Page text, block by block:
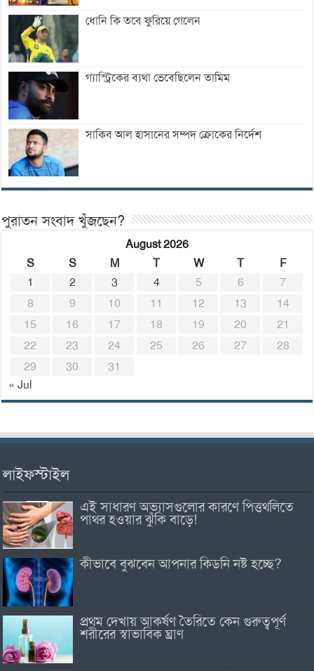
ধোনি কি তবে ফুরিয়ে গেলেন
গ্যাস্ট্রিকের ব্যথা ভেবেছিলেন তামিম
সাকিব আল হাসানের সম্পদ ক্রোকের নির্দেশ
পুরাতন সংবাদ খুঁজছেন?
August 2026
S
S M T W T
F
1
2 3 4 5 6
7
8
9 10 11 12 13
14
15
16 17 18 19 20
21
22
23 24 25 26 27
28
29
30
31
« Jul
লাইফস্টাইল
এই সাধারণ অভ্যাসগুলোর কারণে পিত্তথলিতে
পাথর হওয়ার ঝুঁকি বাড়ে!
কীভাবে বুঝবেন আপনার কিডনি নষ্ট হচ্ছে?
প্রথম দেখায় আকর্ষণ তৈরিতে কেন গুরুত্বপূর্ণ
শরীরের স্বাভাবিক ঘ্রাণ